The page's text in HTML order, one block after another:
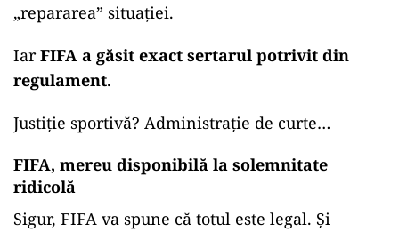
„repararea” situației.
IarFIFA a găsit exact sertarul potrivit din
regulament.
Justiție sportivă? Administrație de curte…
FIFA, mereu disponibilă la solemnitate
ridicolă
Sigur, FIFA va spune că totul este legal. Și